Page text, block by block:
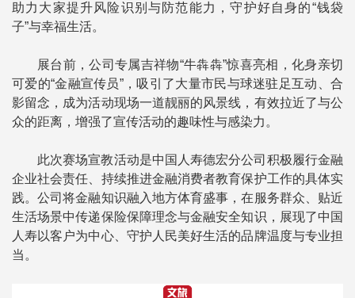
助力大家提升风险识别与防范能力，守护好自身的“钱袋
子”与幸福生活。
展台前，公司专属吉祥物“牛犇犇”惊喜亮相，化身亲切
可爱的“金融宣传员”，吸引了大量市民与球迷驻足互动、合
影留念，成为活动现场一道靓丽的风景线，有效拉近了与公
众的距离，增强了宣传活动的趣味性与感染力。
此次赛场宣教活动是中国人寿德宏分公司积极履行金融
企业社会责任、持续推进金融消费者教育保护工作的具体实
践。公司将金融知识融入地方体育盛事，在服务群众、贴近
生活场景中传递保险保障理念与金融安全知识，展现了中国
人寿以客户为中心、守护人民美好生活的品牌温度与专业担
当。